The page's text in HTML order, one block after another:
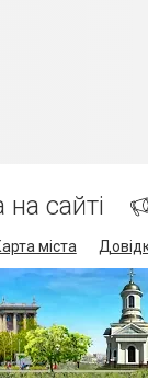
сайті
міста